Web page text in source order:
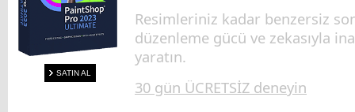
SATIN AL
Resimleriniz kadar benzersiz
düzenleme gücü ve zekasıyla
yaratın.
30 gün ÜCRETSİZ deneyin